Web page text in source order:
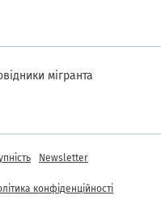
мігранта
Newsletter
конфіденційності